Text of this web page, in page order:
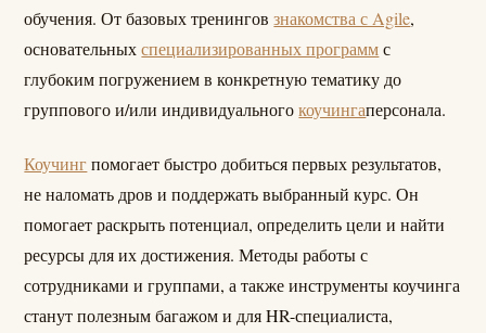
обучения. От базовых тренинговзнакомства с Agile,
основательныхспециализированных программс
глубоким погружением в конкретную тематику до
группового и/или индивидуальногокоучингаперсонала.
Коучингпомогает быстро добиться первых результатов,
не наломать дров и поддержать выбранный курс. Он
помогает раскрыть потенциал, определить цели и найти
ресурсы для их достижения. Методы работы с
сотрудниками и группами, а также инструменты коучинга
станут полезным багажом и для HR-специалиста,